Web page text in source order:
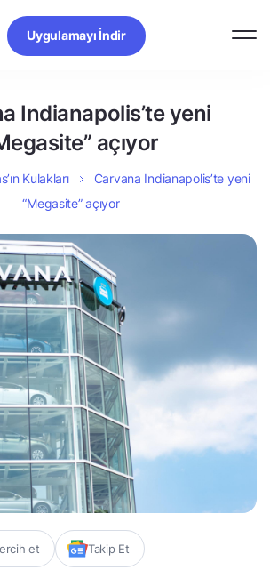
Uygulamayı İndir
Indianapolis’te yeni
açıyor
Kulakları
Carvana Indianapolis’te yeni
“Megasite” açıyor
et Takip Et